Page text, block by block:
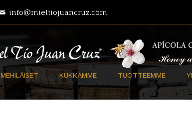
info@mieltiojuancruz.com
MEHILÄISET KUKKAMME TUOTTEEMME